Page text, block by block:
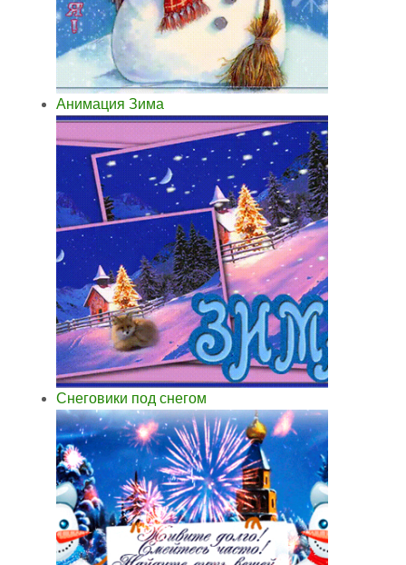
Анимация Зима
Снеговики под снегом